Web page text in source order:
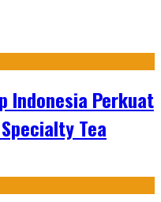
Indonesia Perkuat
Tea